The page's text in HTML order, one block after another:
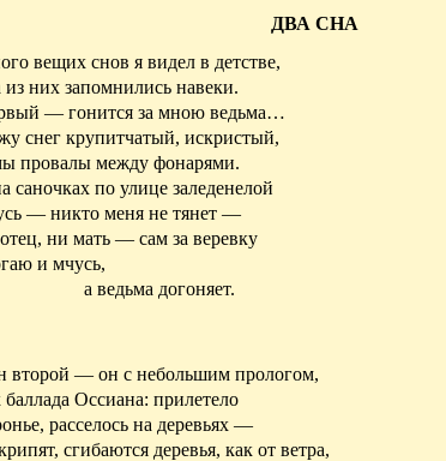
ДВА СНА
вещих снов я видел в детстве,
из них запомнились навеки.
— гонится за мною ведьма…
снег крупитчатый, искристый,
провалы между фонарями.
саночках по улице заледенелой
— никто меня не тянет —
ни мать — сам за веревку
и мчусь,
а ведьма догоняет.
второй — он с небольшим прологом,
баллада Оссиана: прилетело
расселось на деревьях —
сгибаются деревья, как от ветра,